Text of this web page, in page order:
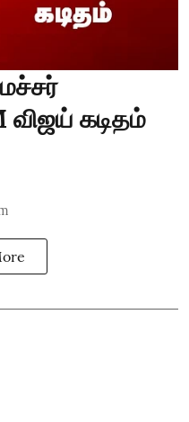
விஜய் கடிதம்